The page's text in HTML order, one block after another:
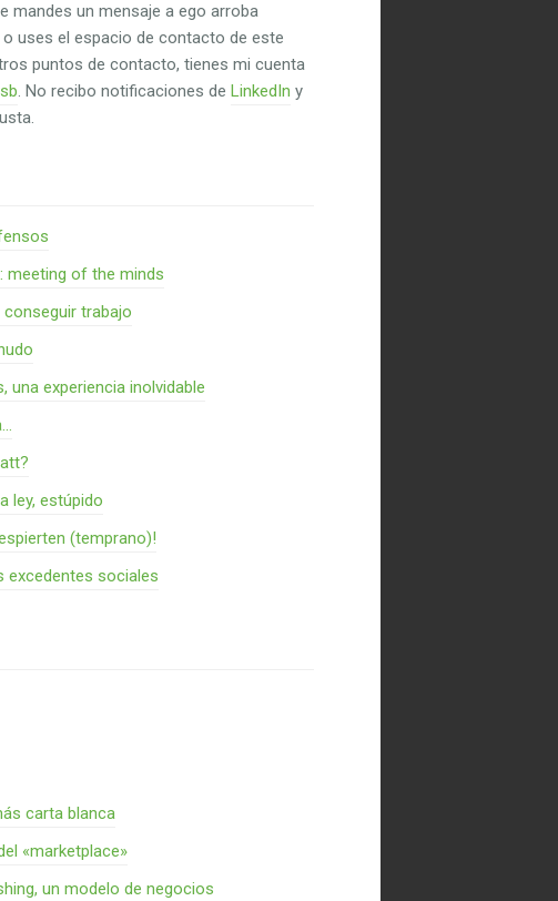
mandes un mensaje a ego arroba
uses el espacio de contacto de este
puntos de contacto, tienes mi cuenta
. No recibo notificaciones deLinkedIn y
meeting of the minds
conseguir trabajo
una experiencia inolvidable
ley, estúpido
(temprano)!
excedentes sociales
carta blanca
«marketplace»
un modelo de negocios